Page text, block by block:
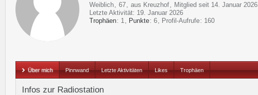
Weiblich 67 aus Kreuzhof
Mitglied seit 14. Januar 2026
Letzte Aktivität: 19. Januar 2026
Trophäen
1 Punkte 6 Profil-Aufrufe 160
Über mich Pinnwand Letzte Aktivitäten Likes Trophäen
Infos zur Radiostation